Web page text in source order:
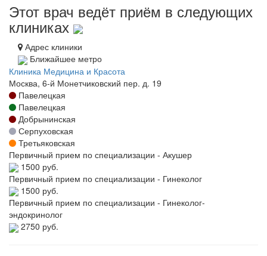
Этот врач ведёт приём в следующих
клиниках
Адрес клиники
Ближайшее метро
Клиника Медицина и Красота
Москва, 6-й Монетчиковский пер. д. 19
Павелецкая
Павелецкая
Добрынинская
Серпуховская
Третьяковская
Первичный прием по специализации - Акушер
1500 руб.
Первичный прием по специализации - Гинеколог
1500 руб.
Первичный прием по специализации - Гинеколог-
эндокринолог
2750 руб.